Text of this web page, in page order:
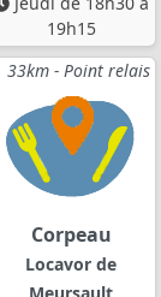
19h15
33km - Point relais
Corpeau
Locavor de